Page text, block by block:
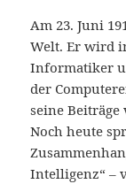
Am 23. Juni
Welt. Er wird
Informatiker
der
seine
Noch heute
Intelligenz“ –